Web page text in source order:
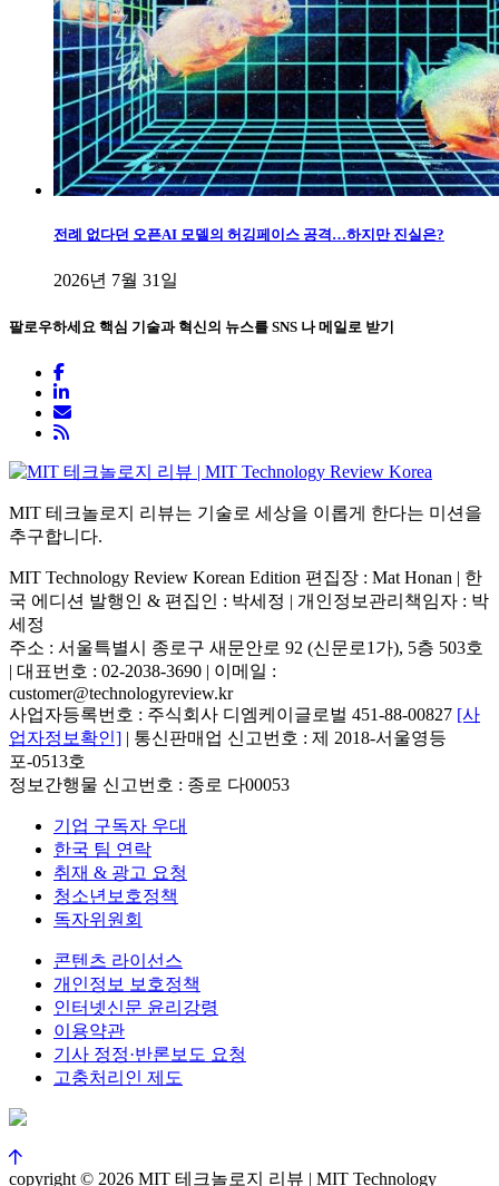
전례 없다던 오픈AI 모델의 허깅페이스 공격…하지만 진실은?
2026년 7월 31일
팔로우하세요 핵심 기술과 혁신의 뉴스를 SNS 나 메일로 받기
MIT 테크놀로지 리뷰는 기술로 세상을 이롭게 한다는 미션을
추구합니다.
MIT Technology Review Korean Edition 편집장 : Mat Honan | 한
국 에디션 발행인 & 편집인 : 박세정 | 개인정보관리책임자 : 박
세정
주소 : 서울특별시 종로구 새문안로 92 (신문로1가), 5층 503호
| 대표번호 : 02-2038-3690 | 이메일 :
customer@technologyreview.kr
사업자등록번호 : 주식회사 디엠케이글로벌 451-88-00827 [사
업자정보확인] | 통신판매업 신고번호 : 제 2018-서울영등
포-0513호
정보간행물 신고번호 : 종로 다00053
기업 구독자 우대
한국 팀 연락
취재 & 광고 요청
청소년보호정책
독자위원회
콘텐츠 라이선스
개인정보 보호정책
인터넷신문 윤리강령
이용약관
기사 정정·반론보도 요청
고충처리인 제도
copyright © 2026 MIT 테크놀로지 리뷰 | MIT Technology